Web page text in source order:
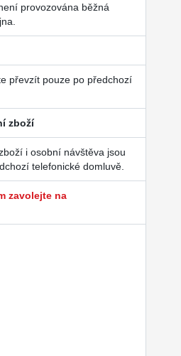
provozována běžná
převzít pouze po předchozí
zboží
i osobní návštěva jsou
telefonické domluvě.
zavolejte na